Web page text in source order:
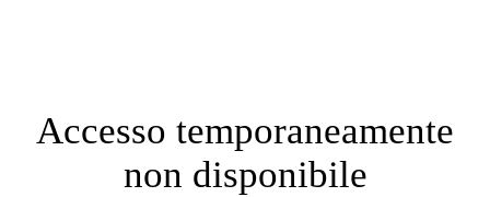
Accesso temporaneamente
non disponibile